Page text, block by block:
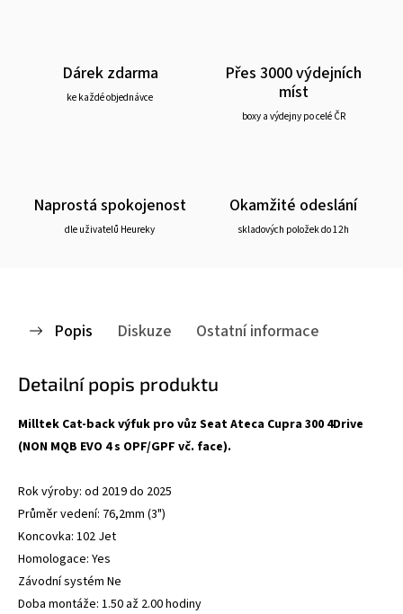
Dárek zdarma
ke každé objednávce
Přes 3000 výdejních
míst
boxy a výdejny po celé ČR
Naprostá spokojenost
dle uživatelů Heureky
Okamžité odeslání
skladových položek do 12h
Popis Diskuze Ostatní informace
Detailní popis produktu
Milltek Cat-back výfuk pro vůz Seat Ateca Cupra 300 4Drive
(NON MQB EVO 4 s OPF/GPF vč. face).
Rok výroby: od 2019 do 2025
Průměr vedení: 76,2mm (3")
Koncovka: 102 Jet
Homologace: Yes
Závodní systém Ne
Doba montáže: 1.50 až 2.00 hodiny